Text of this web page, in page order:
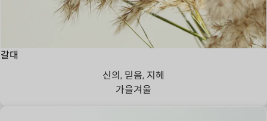
갈대
신의, 믿음, 지혜
가을겨울